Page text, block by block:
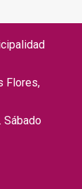
Flores,
Sábado